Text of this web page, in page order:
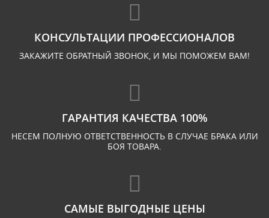
КОНСУЛЬТАЦИИ ПРОФЕССИОНАЛОВ
ЗАКАЖИТЕ ОБРАТНЫЙ ЗВОНОК, И МЫ ПОМОЖЕМ ВАМ!
ГАРАНТИЯ КАЧЕСТВА 100%
НЕСЕМ ПОЛНУЮ ОТВЕТСТВЕННОСТЬ В СЛУЧАЕ БРАКА ИЛИ
БОЯ ТОВАРА.
САМЫЕ ВЫГОДНЫЕ ЦЕНЫ